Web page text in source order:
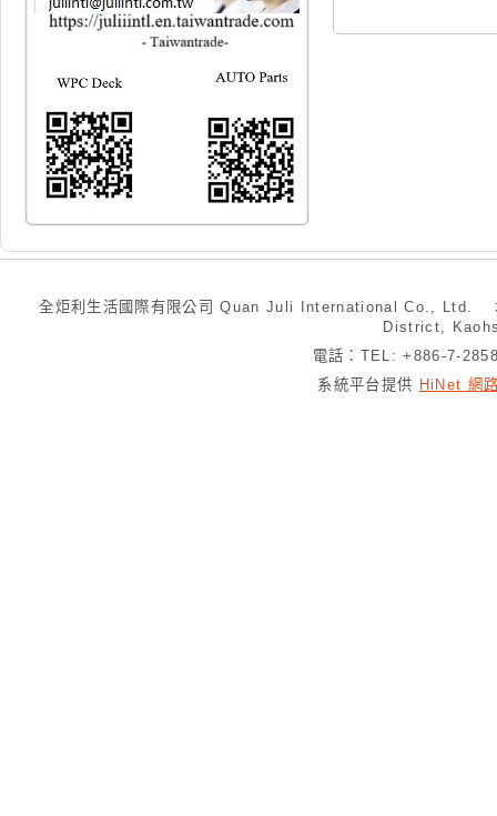
全炬利生活國際有限公司 Quan Juli International Co., Ltd.
District,
電話：TEL: +886-7-
系統平台提供 HiNet 網